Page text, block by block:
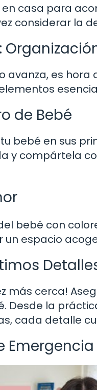
casa para
considerar la
avanza, es
de Bebé
bebé en sus
y compártela
bebé con
espacio
más cerca!
Desde la
cada detalle
Emergencia